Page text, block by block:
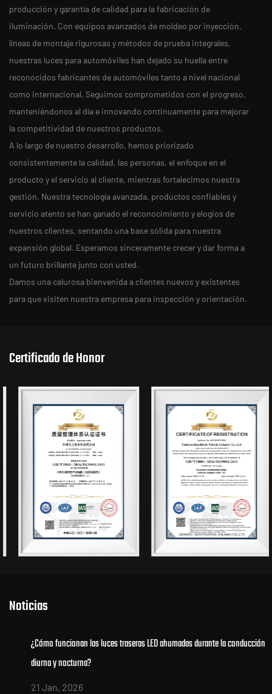
producción y garantía de calidad para la fabricación de
iluminación. Con equipos avanzados de moldeo por inyección,
líneas de montaje rigurosas y métodos de prueba integrales,
nuestras luces para automóviles han dejado su huella entre
reconocidos fabricantes de automóviles tanto a nivel nacional
como internacional. Seguimos comprometidos con el progreso,
manteniéndonos al día e innovando continuamente para mejorar
la competitividad de nuestros productos.
A lo largo de nuestro desarrollo, hemos priorizado
consistentemente la calidad, las personas, el enfoque en el
producto y el servicio al cliente, mientras fortalecimos nuestra
gestión. Nuestra tecnología avanzada, productos confiables y
servicio atento se han ganado el reconocimiento y elogios de
nuestros clientes, sentando una base sólida para nuestra
expansión global. Esperamos sinceramente crecer y dar forma a
un futuro brillante junto con usted.
Damos una calurosa bienvenida a clientes nuevos y existentes
para que visiten nuestra empresa para inspección y orientación.
Certificado de Honor
Noticias
¿Cómo funcionan las luces traseras LED ahumadas durante la conducción
diurna y nocturna?
21 Jan, 2026